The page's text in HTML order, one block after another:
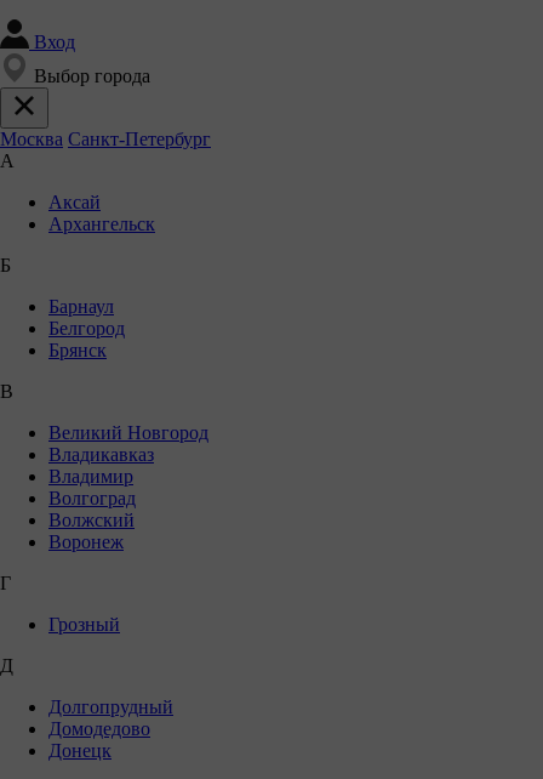
Вход
Выбор города
Москва Санкт-Петербург
А
Аксай
Архангельск
Б
Барнаул
Белгород
Брянск
В
Великий Новгород
Владикавказ
Владимир
Волгоград
Волжский
Воронеж
Г
Грозный
Д
Долгопрудный
Домодедово
Донецк